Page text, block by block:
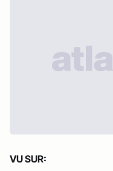
VU SUR: